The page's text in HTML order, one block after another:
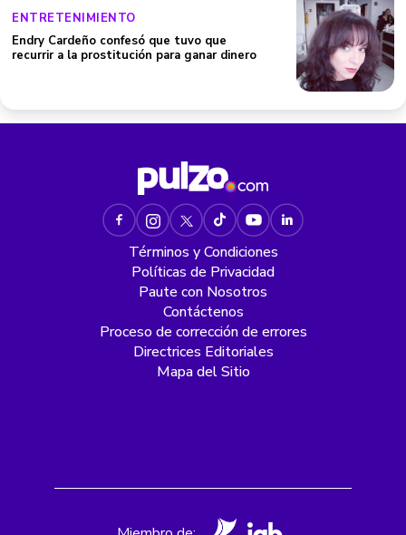
ENTRETENIMIENTO
Endry Cardeño confesó que tuvo que
recurrir a la prostitución para ganar dinero
Términos y Condiciones
Políticas de Privacidad
Paute con Nosotros
Contáctenos
Proceso de corrección de errores
Directrices Editoriales
Mapa del Sitio